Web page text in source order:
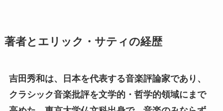
著者とエリック・サティの経歴
吉田秀和は、日本を代表する音楽評論家であり、
クラシック音楽批評を文学的・哲学的領域にまで